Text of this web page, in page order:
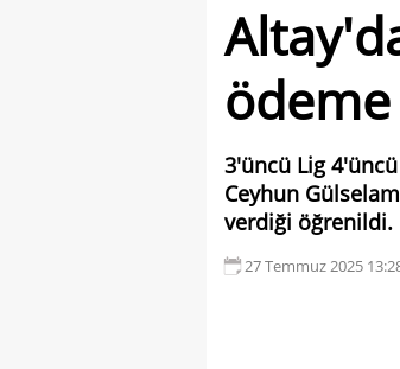
3'üncü Lig
Ceyhun
verdiği öğrenildi.
27 Temmuz 2025